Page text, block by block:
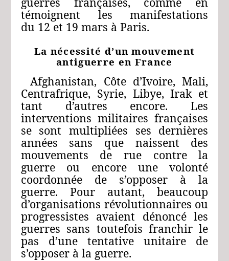
témoignent les manifestations
du 12 et 19 mars à Paris.
La nécessité d’un mouvement
antiguerre en France
Afghanistan, Côte d’Ivoire, Mali,
Centrafrique, Syrie, Libye, Irak et
tant d’autres encore. Les
interventions militaires françaises
se sont multipliées ses dernières
années sans que naissent des
mouvements de rue contre la
guerre ou encore une volonté
coordonnée de s’opposer à la
guerre. Pour autant, beaucoup
d’organisations révolutionnaires ou
progressistes avaient dénoncé les
guerres sans toutefois franchir le
pas d’une tentative unitaire de
s’opposer à la guerre.